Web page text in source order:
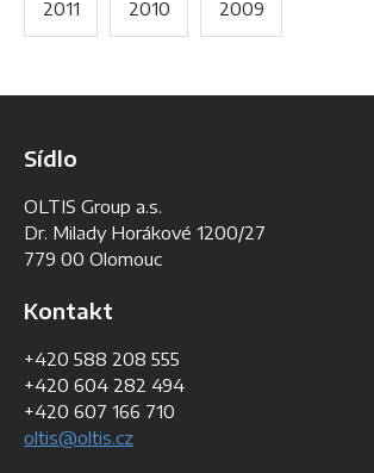
2011 2010 2009
Sídlo
OLTIS Group a.s.
Dr. Milady Horákové 1200/27
779 00 Olomouc
Kontakt
+420 588 208 555
+420 604 282 494
+420 607 166 710
oltis@oltis.cz